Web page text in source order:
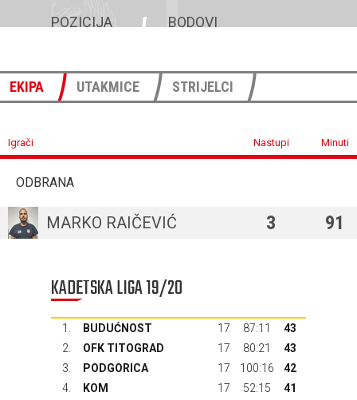
POZICIJA BODOVI
EKIPA UTAKMICE STRIJELCI
Igrači Nastupi Minuti
ODBRANA
MARKO RAIČEVIĆ 3 91
KADETSKA LIGA 19/20
1. BUDUĆNOST 17 87:11
43
2.
OFK TITOGRAD 17 80:21
43
3.
PODGORICA 17 100:16
42
4.
KOM 17 52:15
41